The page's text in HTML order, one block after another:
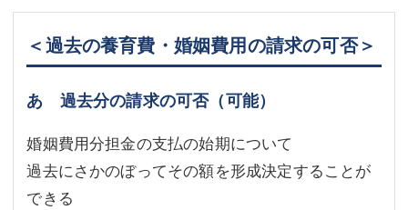
＜過去の養育費・婚姻費用の請求の可否＞
あ 過去分の請求の可否（可能）
婚姻費用分担金の支払の始期について
過去にさかのぼってその額を形成決定することが
できる